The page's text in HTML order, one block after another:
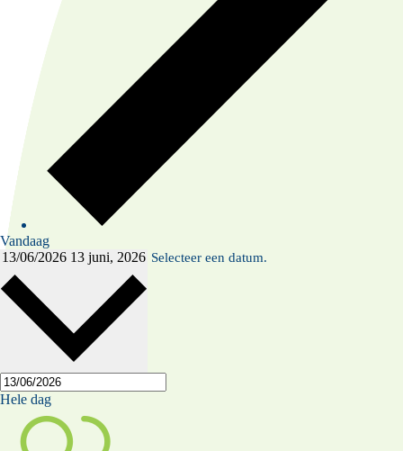
Vandaag
13/06/2026 13 juni, 2026 Selecteer een datum.
Hele dag